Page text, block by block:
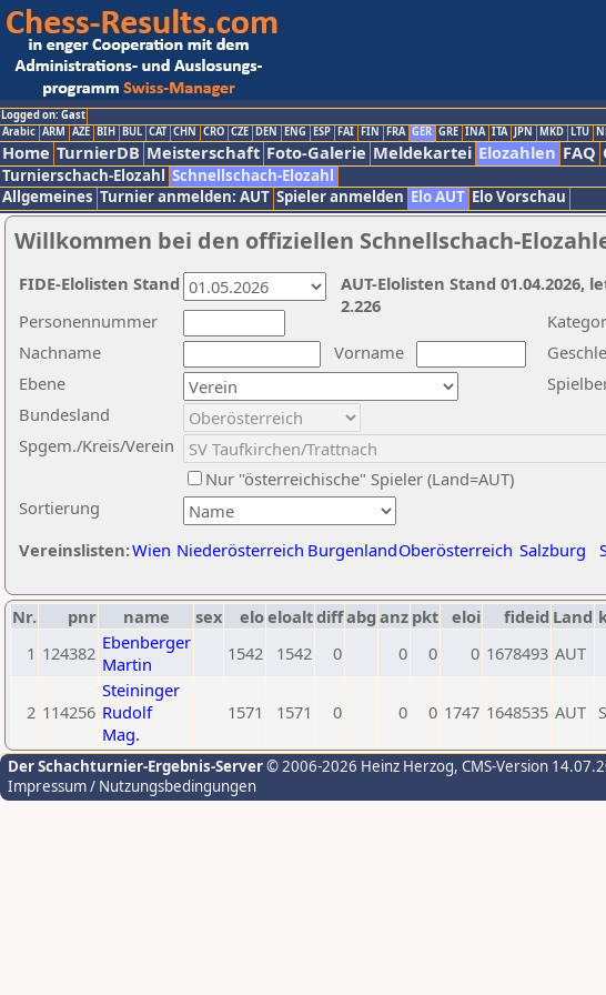
Logged on: Gast
Arabic ARM AZE BIH BUL CAT CHN CRO CZE DEN ENG ESP FAI FIN FRA GER GRE INA ITA JPN MKD LTU
Home TurnierDB Meisterschaft Foto-Galerie Meldekartei Elozahlen FAQ
Turnierschach-Elozahl Schnellschach-Elozahl
Allgemeines Turnier anmelden: AUT Spieler anmelden Elo AUT Elo Vorschau
Willkommen bei den offiziellen Schnellschach-
Nachname
Vorname
Ebene
Sortierung
Personennummer
Bundesland
Spgem./Kreis/Verein
Nur "österreichische" Spieler (Land=AUT)
Vereinslisten:Wien Niederösterreich BurgenlandOberösterreich Salzburg
AUT-Elolisten Stand 01.04.2026,
2.226
FIDE-Elolisten Stand
Nr. pnr name sex eloeloaltdiffabg anz pkt eloi fideid Land
1 124382 Ebenberger
Martin
1542 1542 0 0 0 0 1678493 AUT
2 114256
Steininger
Rudolf
Mag.
1571 1571 0 0 0 1747 1648535 AUT
Der Schachturnier-Ergebnis-Server© 2006-2026 Heinz Herzog, CMS-Version
Impressum / Nutzungsbedingungen